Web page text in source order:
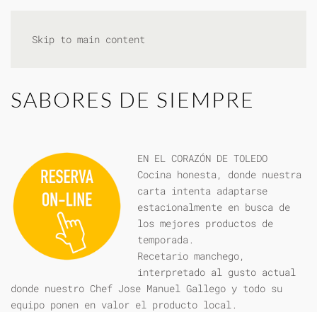
Skip to main content
SABORES DE SIEMPRE
EN EL CORAZÓN DE TOLEDO
Cocina honesta, donde nuestra
carta intenta adaptarse
estacionalmente en busca de
los mejores productos de
temporada.
Recetario manchego,
interpretado al gusto actual
donde nuestro Chef Jose Manuel Gallego y todo su
equipo ponen en valor el producto local.